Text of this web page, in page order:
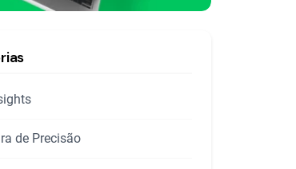
de Precisão